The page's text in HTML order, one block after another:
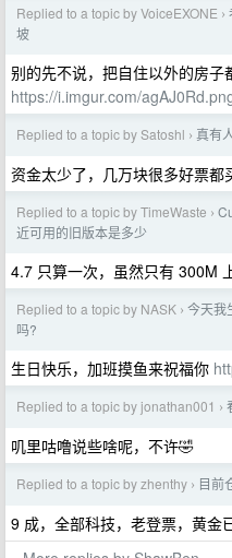
Replied to a topic by VoiceEXONE ›
坡
别的先不说，把自住以外的房子
https://i.imgur.com/
Replied to a topic by Satoshl › 真有
资金太少了，几万块很多好票
Replied to a topic by TimeWaste ›
近可用的旧版本是多少
4.7 只算一次，虽然只有 300M
Replied to a topic by NASK › 今天我
吗?
生日快乐，加班摸鱼来祝福你
Replied to a topic by jonathan001 ›
叽里咕噜说些啥呢，不许🤣
Replied to a topic by zhenthy › 目前
9 成，全部科技，老登票，黄金